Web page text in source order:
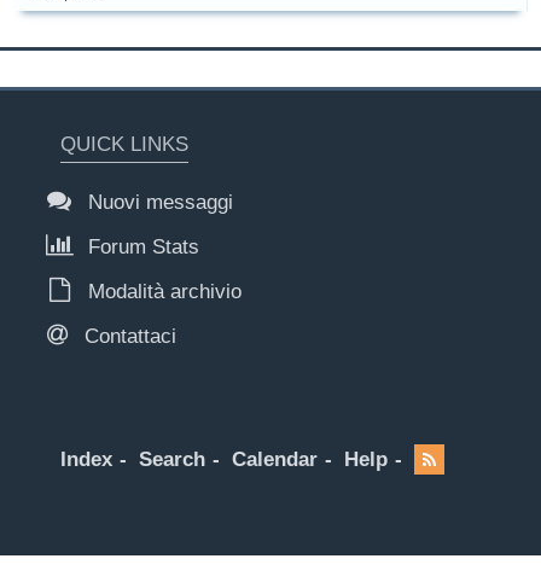
QUICK LINKS
Nuovi messaggi
Forum Stats
Modalità archivio
Contattaci
Index Search Calendar Help